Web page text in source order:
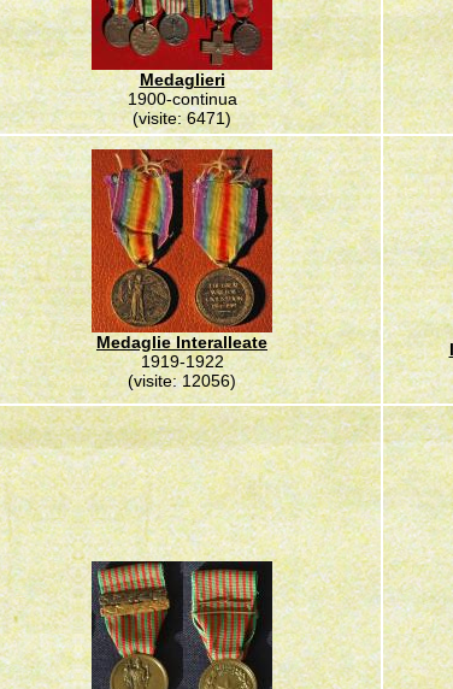
Medaglieri
1900-continua
(visite: 6471)
Medaglie Interalleate
1919-1922
(visite: 12056)